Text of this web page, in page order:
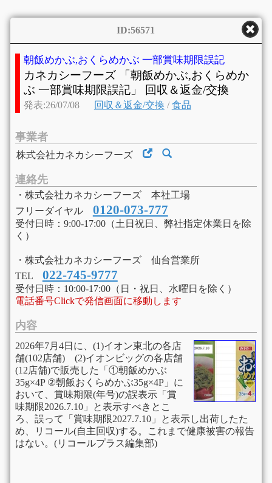
ID:56571
朝飯めかぶ,おくらめかぶ 一部賞味期限誤記
カネカシーフーズ 「朝飯めかぶ,おくらめか
ぶ 一部賞味期限誤記」 回収＆返金/交換
発表:26/07/08 回収＆返金/交換 /食品
事業者
株式会社カネカシーフーズ
連絡先
・株式会社カネカシーフーズ 本社工場
フリーダイヤル 0120-073-777
受付日時：9:00-17:00（土日祝日、弊社指定休業日を除
く）
・株式会社カネカシーフーズ 仙台営業所
TEL 022-745-9777
受付日時：10:00-17:00（日・祝日、水曜日を除く）
電話番号Clickで発信画面に移動します
内容
2026年7月4日に、(1)イオン東北の各店
舗(102店舗) (2)イオンビッグの各店舗
(12店舗)で販売した「①朝飯めかぶ
35g×4P ②朝飯おくらめかぶ35g×4P」に
おいて、賞味期限(年号)の誤表示「賞
味期限2026.7.10」と表示すべきとこ
ろ、誤って「賞味期限2027.7.10」と表示し出荷したた
め、リコール(自主回収)する。これまで健康被害の報告
はない。(リコールプラス編集部)